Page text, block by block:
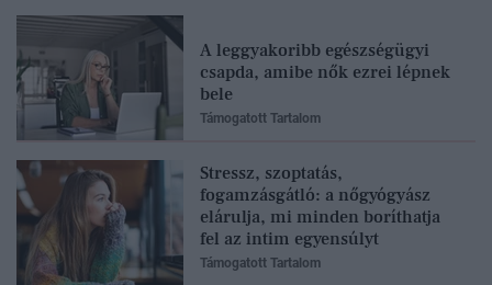
A leggyakoribb egészségügyi
csapda, amibe nők ezrei lépnek
bele
Támogatott Tartalom
Stressz, szoptatás,
fogamzásgátló: a nőgyógyász
elárulja, mi minden boríthatja
fel az intim egyensúlyt
Támogatott Tartalom